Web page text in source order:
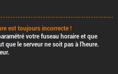
est toujours incorrecte !
votre fuseau horaire et que
que le serveur ne soit pas à l’heure.